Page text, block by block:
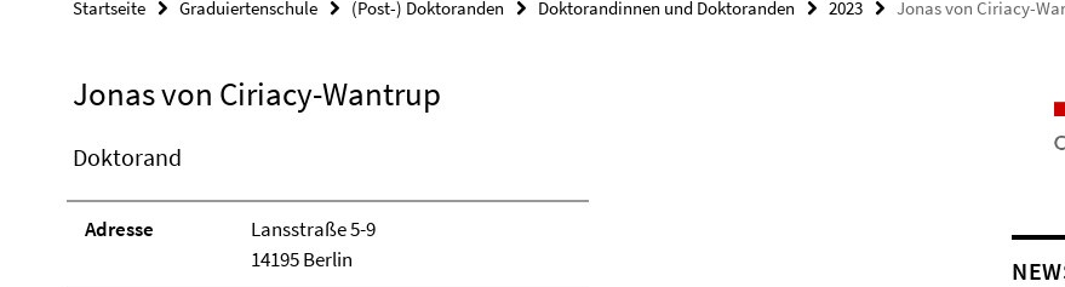
Startseite Graduiertenschule (Post-) Doktoranden Doktorandinnen und Doktoranden 2023 Jonas von Ciriacy-
Jonas von Ciriacy-Wantrup
Doktorand
Adresse
Lansstraße 5-9
14195 Berlin